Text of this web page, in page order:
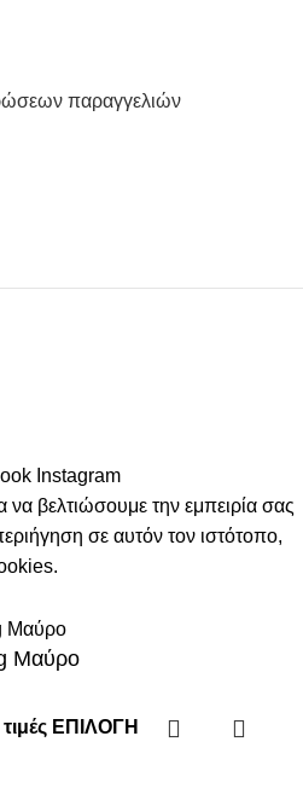
παραγγελιών
Instagram
βελτιώσουμε την εμπειρία σας
σε αυτόν τον ιστότοπο,
Μαύρο
ΕΠΙΛΟΓΉ